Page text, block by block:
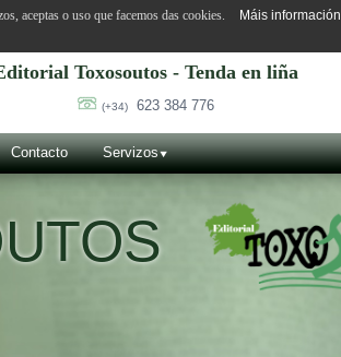
Toxosoutos - Tenda en liña
(+34) 623 384 776
Contacto Servizos
aceptas o uso que facemos das cookies. Máis información